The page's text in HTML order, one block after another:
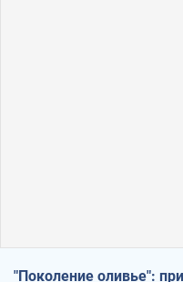
"Поколение оливье":